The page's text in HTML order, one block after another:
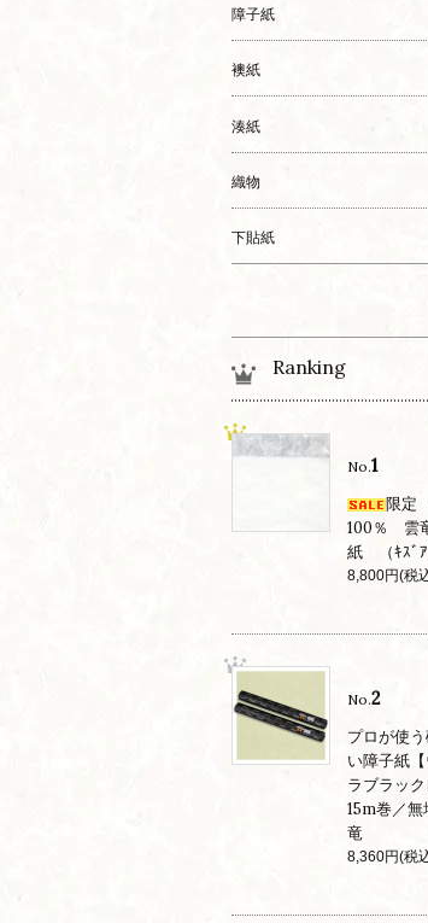
障子紙
襖紙
湊紙
織物
下貼紙
Ranking
No.1
限定
100％ 雲
紙 （ｷｽﾞｱ
8,800円(税
No.2
プロが使
い障子紙【
ラブラック
15m巻／無
竜
8,360円(税